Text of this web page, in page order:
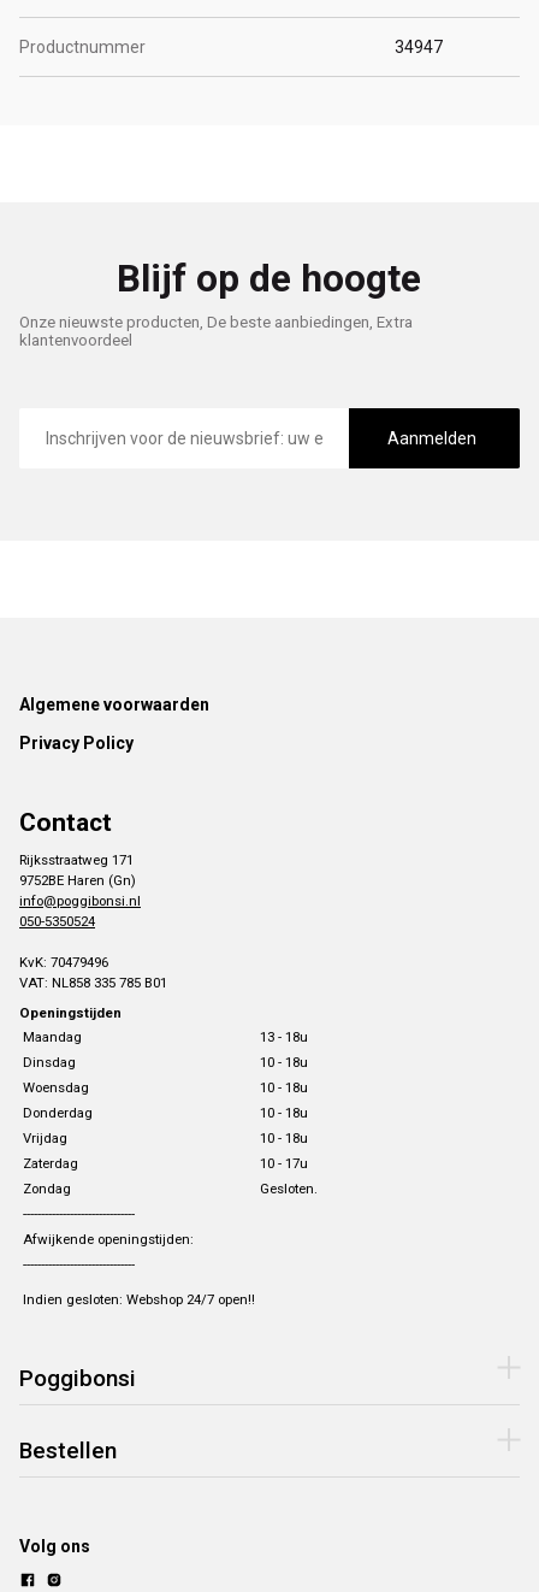
Productnummer 34947
Blijf op de hoogte
Onze nieuwste producten, De beste aanbiedingen, Extra
klantenvoordeel
mailadres
Aanmelden
Footer
Algemene voorwaarden
Privacy Policy
Contact
Rijksstraatweg 171
9752BE Haren (Gn)
info@poggibonsi.nl
050-5350524
KvK: 70479496
VAT: NL858 335 785 B01
Openingstijden
Maandag
13 - 18u
Dinsdag
10 - 18u
Woensdag
10 - 18u
Donderdag
10 - 18u
Vrijdag
10 - 18u
Zaterdag
10 - 17u
Zondag
Gesloten.
-------------------------------
Afwijkende openingstijden:
-------------------------------
Indien gesloten: Webshop 24/7 open!!
Poggibonsi
Bestellen
Volg ons